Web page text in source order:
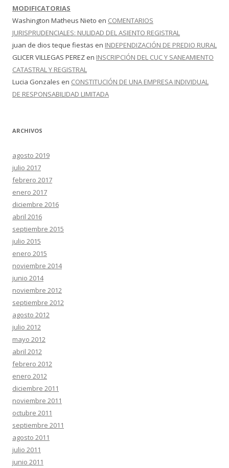
MODIFICATORIAS
Washington Matheus Nieto en COMENTARIOS
JURISPRUDENCIALES: NULIDAD DEL ASIENTO REGISTRAL
juan de dios teque fiestas en INDEPENDIZACIÓN DE PREDIO RURAL
GLICER VILLEGAS PEREZ en INSCRIPCIÓN DEL CUC Y SANEAMIENTO
CATASTRAL Y REGISTRAL
Lucia Gonzales en CONSTITUCIÓN DE UNA EMPRESA INDIVIDUAL
DE RESPONSABILIDAD LIMITADA
ARCHIVOS
agosto 2019
julio 2017
febrero 2017
enero 2017
diciembre 2016
abril 2016
septiembre 2015
julio 2015
enero 2015
noviembre 2014
junio 2014
noviembre 2012
septiembre 2012
agosto 2012
julio 2012
mayo 2012
abril 2012
febrero 2012
enero 2012
diciembre 2011
noviembre 2011
octubre 2011
septiembre 2011
agosto 2011
julio 2011
junio 2011